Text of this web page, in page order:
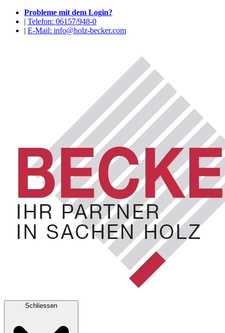
Probleme mit dem Login?
| Telefon: 06157/948-0
| E-Mail: info@holz-becker.com
Schliessen